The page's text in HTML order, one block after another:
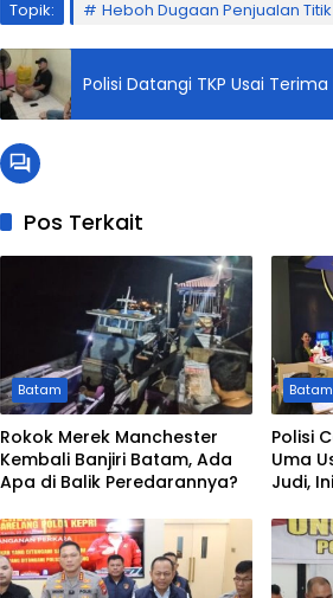
Topik: Heboh Dugaan Penjualan
Polisi Datangi TKP Usai
Pos Terkait
Batam
Rokok Merek Manchester
Kembali Banjiri Batam, Ada
Apa di Balik Peredarannya?
Batam
Polisi
Uma
Judi,